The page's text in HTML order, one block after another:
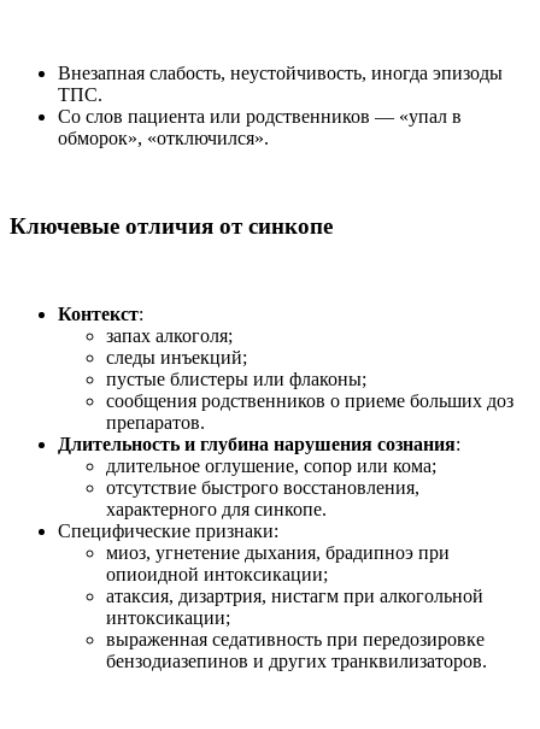
Внезапная слабость, неустойчивость, иногда эпизоды
ТПС.
Со слов пациента или родственников — «упал в
обморок», «отключился».
Ключевые отличия от синкопе
Контекст:
запах алкоголя;
следы инъекций;
пустые блистеры или флаконы;
сообщения родственников о приеме больших доз
препаратов.
Длительность и глубина нарушения сознания:
длительное оглушение, сопор или кома;
отсутствие быстрого восстановления,
характерного для синкопе.
Специфические признаки:
миоз, угнетение дыхания, брадипноэ при
опиоидной интоксикации;
атаксия, дизартрия, нистагм при алкогольной
интоксикации;
выраженная седативность при передозировке
бензодиазепинов и других транквилизаторов.